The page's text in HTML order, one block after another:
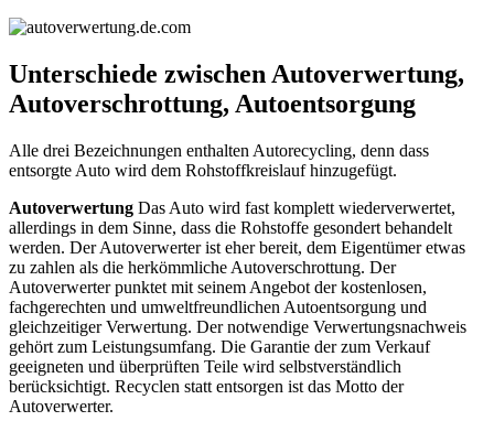
Unterschiede zwischen Autoverwertung,
Autoverschrottung, Autoentsorgung
Alle drei Bezeichnungen enthalten Autorecycling, denn dass
entsorgte Auto wird dem Rohstoffkreislauf hinzugefügt.
Autoverwertung Das Auto wird fast komplett wiederverwertet,
allerdings in dem Sinne, dass die Rohstoffe gesondert behandelt
werden. Der Autoverwerter ist eher bereit, dem Eigentümer etwas
zu zahlen als die herkömmliche Autoverschrottung. Der
Autoverwerter punktet mit seinem Angebot der kostenlosen,
fachgerechten und umweltfreundlichen Autoentsorgung und
gleichzeitiger Verwertung. Der notwendige Verwertungsnachweis
gehört zum Leistungsumfang. Die Garantie der zum Verkauf
geeigneten und überprüften Teile wird selbstverständlich
berücksichtigt. Recyclen statt entsorgen ist das Motto der
Autoverwerter.